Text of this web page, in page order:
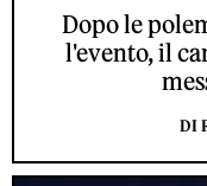
Dopo le
l'evento, il
DI